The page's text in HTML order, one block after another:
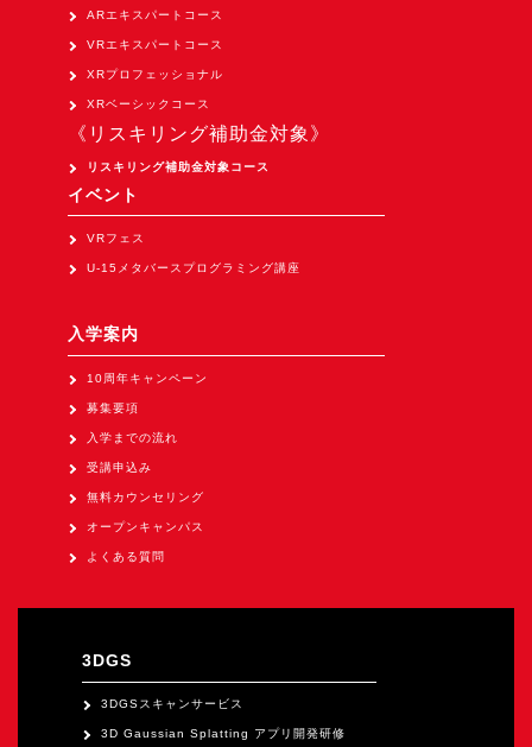
製造現場を革新する！『XR Worksupport Hub』開発中
>XR Museum『Artlogue』開発中
Unity研修
Apple Vision Pro アプリ開発研修
HoloLens 2 アプリ開発研修
XRビジネスフォーラム
TOKYO DIGICONX2026
（1/8～10東京ビッグサイト）に出展。
オートモーティブワールド2026
（1/21～23東京ビッグサイト）に出展。
（5/27～28 秋葉原UDX）に出展。
《求人》
オープンキャンパス
ARエキスパートコース
VRエキスパートコース
XRプロフェッショナル
XRベーシックコース
《リスキリング補助金対象》
リスキリング補助金対象コース
イベント
VRフェス
U-15メタバースプログラミング講座
入学案内
10周年キャンペーン
募集要項
入学までの流れ
受講申込み
無料カウンセリング
オープンキャンパス
よくある質問
3DGS
3DGSスキャンサービス
3D Gaussian Splatting アプリ開発研修